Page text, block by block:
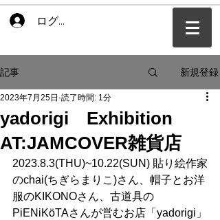
ログイン
記事 新規登録
yadorigi Exhibition
AT:JAMCOVER雑貨店
2023年7月25日 読了時間: 1分
2023.8.3(THU)~10.22(SUN) 貼り絵作家
のchai(ちぎらまりこ)さん、帽子とお洋
服のKIKONOさん、古道具の
PiENiKöTAさんが営むお店「yadorigi」